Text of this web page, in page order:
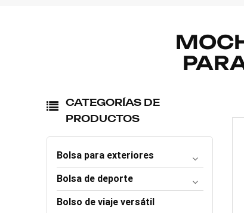
CATEGORÍAS DE
PRODUCTOS
Bolsa para exteriores
Bolsa de deporte
Bolso de viaje versátil